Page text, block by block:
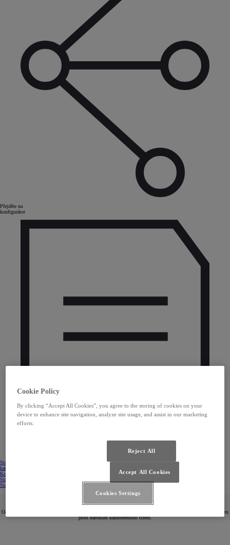
Přejděte na
konfigurátor
Stáhnout
katalog
Kontaktovat prodejce
Stáhnout ceník
Stáhněte si katalog
(Opens in new window)
OCHRANA
Ochranné příslušenství Toyota je navrženo tak, aby udrželo vaši Camry ve špičkovém stavu a poskytlo bariéru
proti nárokům každodenního řízení.
Cookie Policy
By clicking “Accept All Cookies”, you agree to the storing of cookies on your
device to enhance site navigation, analyze site usage, and assist in our marketing
efforts.
Reject All
Accept All Cookies
Cookies Settings